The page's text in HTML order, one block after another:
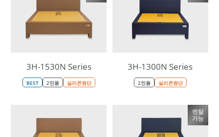
3H-1530N Series
BEST 2인용 실리콘원단
3H-1300N Series
2인용 실리콘원단
렌탈
가능